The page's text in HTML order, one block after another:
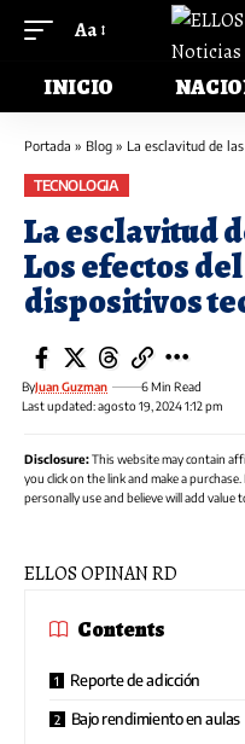
Aa
INICIO
Portada » Blog » La esclavitud de las
TECNOLOGIA
La esclavitud
Los efectos
dispositivos
Last updated: agosto 19, 2024 1:12 pm
ByJuan Guzman 6 Min Read
Disclosure:This website may contain
you click on the link and make a
personally use and believe will add value
ELLOS OPINAN RD
Contents
Reporte de adicción
Bajo rendimiento en aulas